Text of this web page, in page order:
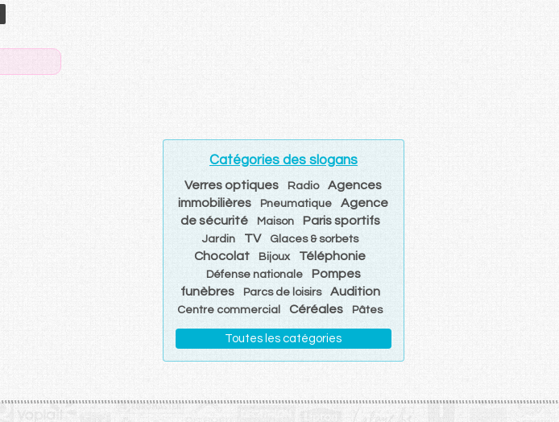
Catégories des slogans
Verres optiques Radio
Agences
immobilières
Pneumatique
Agence
de sécurité
Maison Paris sportifs
Jardin TV Glaces & sorbets
Chocolat Bijoux Téléphonie
Défense nationale
Pompes
funèbres
Parcs de loisirs Audition
Centre commercial Céréales Pâtes
Toutes les catégories